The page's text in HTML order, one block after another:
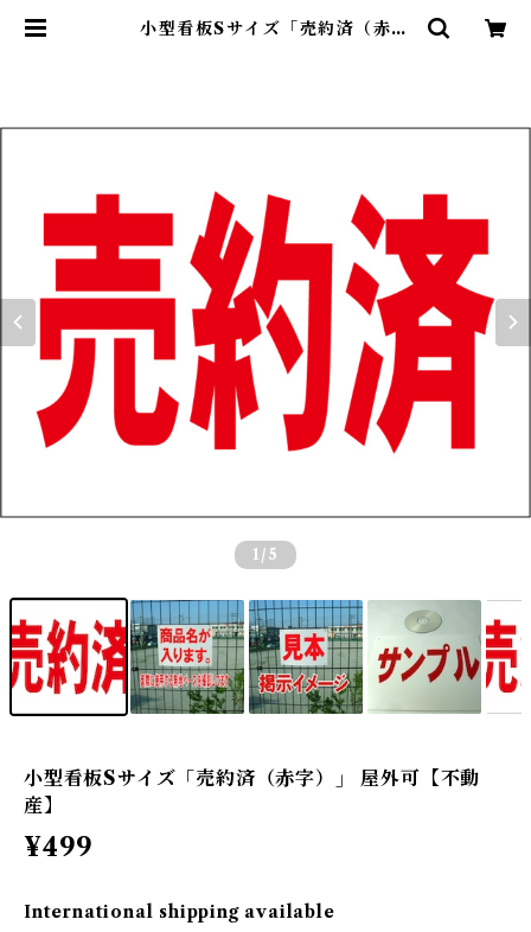
小型看板Sサイズ「売約済（赤
1 /5
小型看板Sサイズ「売約済（赤字）」 屋外可【不動
産】
¥499
International shipping available